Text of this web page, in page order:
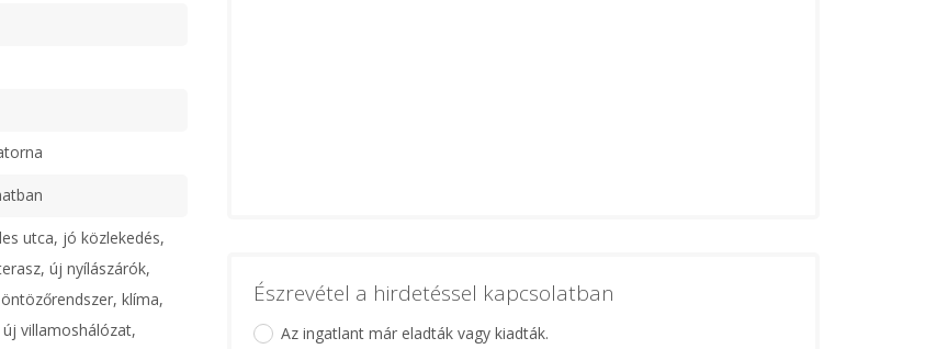
utca, jó közlekedés,
új nyílászárók,
klíma,
villamoshálózat,
Észrevétel a hirdetéssel kapcsolatban
Az ingatlant már eladták vagy kiadták.